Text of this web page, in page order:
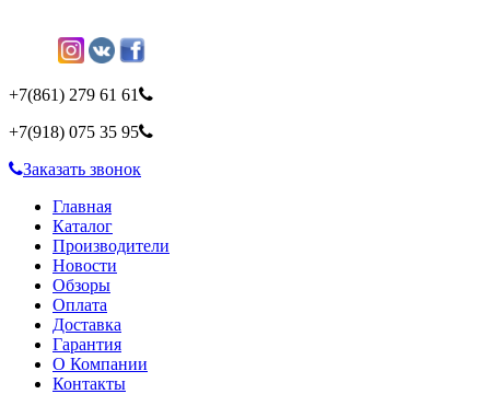
+7(861) 279 61 61
+7(918) 075 35 95
Заказать звонок
Главная
Каталог
Производители
Новости
Обзоры
Оплата
Доставка
Гарантия
О Компании
Контакты